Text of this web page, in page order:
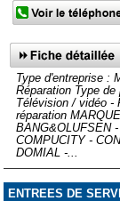
Type d'entreprise :
Réparation Type
Télévision / vidéo -
réparation
BANG&OLUFSEN
COMPUCITY -
DOMIAL -...
ENTREES DE